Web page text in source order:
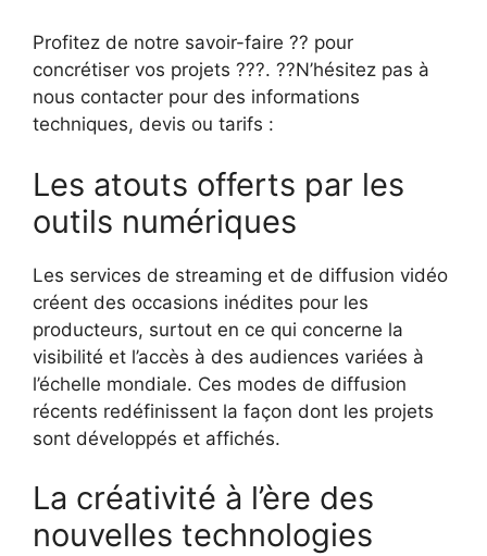
Profitez de notre savoir-faire ?? pour
concrétiser vos projets ???. ??N’hésitez pas à
nous contacter pour des informations
techniques, devis ou tarifs :
Les atouts offerts par les
outils numériques
Les services de streaming et de diffusion vidéo
créent des occasions inédites pour les
producteurs, surtout en ce qui concerne la
visibilité et l’accès à des audiences variées à
l’échelle mondiale. Ces modes de diffusion
récents redéfinissent la façon dont les projets
sont développés et affichés.
La créativité à l’ère des
nouvelles technologies